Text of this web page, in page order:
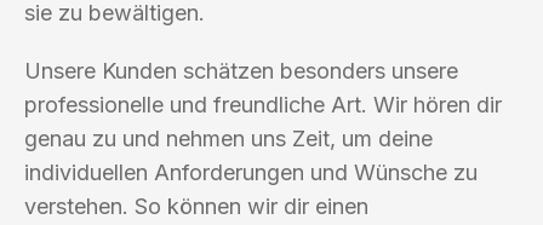
sie zu bewältigen.
Unsere Kunden schätzen besonders unsere
professionelle und freundliche Art. Wir hören dir
genau zu und nehmen uns Zeit, um deine
individuellen Anforderungen und Wünsche zu
verstehen. So können wir dir einen